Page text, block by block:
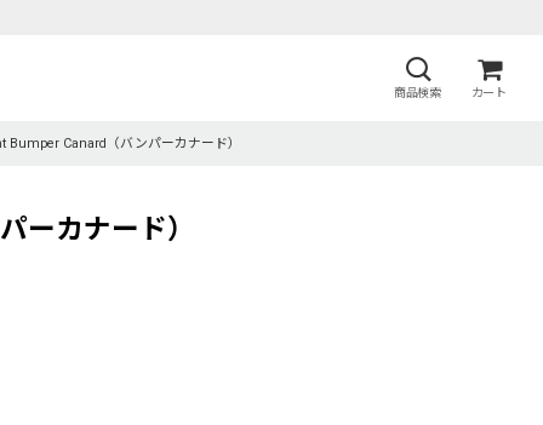
商品検索 カート
Bumper Canard（バンパーカナード）
ーカナード）